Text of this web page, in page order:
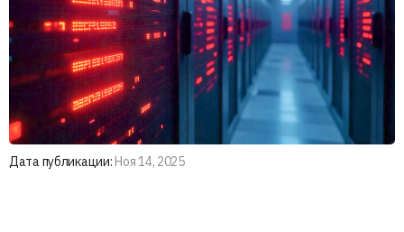
Дата публикации: Ноя 14, 2025